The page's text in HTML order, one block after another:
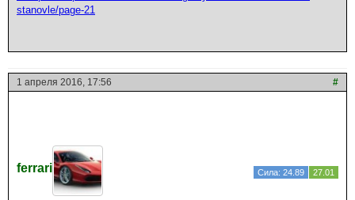
stanovle/page-21
1 апреля 2016, 17:56 #
ferrari Сила: 24.89 27.01